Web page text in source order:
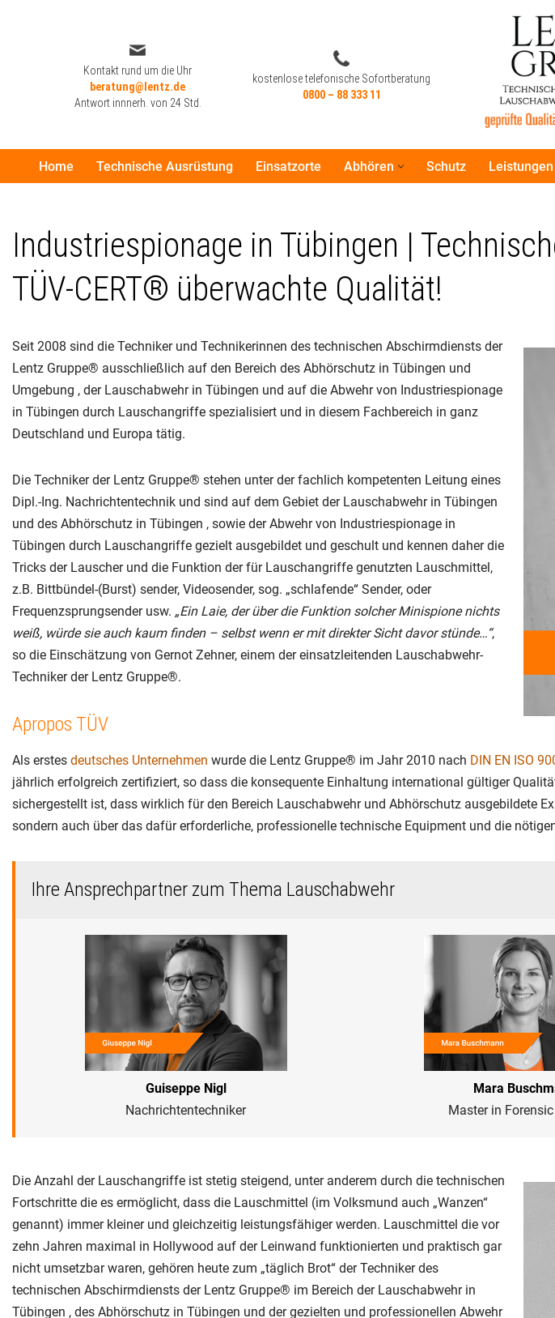
Kontakt rund um die Uhr
beratung@lentz.de
Antwort innnerh. von 24 Std.
kostenlose telefonische Sofortberatung
0800 – 88 333 11
Kontakt rund um die Uhr
kostenlose telefonische Sofortberatung
Home Technische Ausrüstung Einsatzorte Abhören Schutz Leistungen
Industriespionage in Tübingen |
TÜV-CERT® überwachte Qualität!
Seit 2008 sind die Techniker und Technikerinnen des technischen Abschirmdiensts der
Lentz Gruppe® ausschließlich auf den Bereich des Abhörschutz in Tübingen und
Umgebung , der Lauschabwehr in Tübingen und auf die Abwehr von Industriespionage
in Tübingen durch Lauschangriffe spezialisiert und in diesem Fachbereich in ganz
Deutschland und Europa tätig.
Die Techniker der Lentz Gruppe® stehen unter der fachlich kompetenten Leitung eines
Dipl.-Ing. Nachrichtentechnik und sind auf dem Gebiet der Lauschabwehr in Tübingen
und des Abhörschutz in Tübingen , sowie der Abwehr von Industriespionage in
Tübingen durch Lauschangriffe gezielt ausgebildet und geschult und kennen daher die
Tricks der Lauscher und die Funktion der für Lauschangriffe genutzten Lauschmittel,
z.B. Bittbündel-(Burst) sender, Videosender, sog. „schlafende“ Sender, oder
Frequenzsprungsender usw. „Ein Laie, der über die Funktion solcher Minispione nichts
weiß, würde sie auch kaum finden – selbst wenn er mit direkter Sicht davor stünde…“,
so die Einschätzung von Gernot Zehner, einem der einsatzleitenden Lauschabwehr-
Techniker der Lentz Gruppe®.
Apropos TÜV
Als erstes deutsches Unternehmen wurde die Lentz Gruppe® im Jahr 2010 nach DIN EN ISO
jährlich erfolgreich zertifiziert, so dass die konsequente Einhaltung international gültiger
sichergestellt ist, dass wirklich für den Bereich Lauschabwehr und Abhörschutz ausgebildete
sondern auch über das dafür erforderliche, professionelle technische Equipment und die
Ihre Ansprechpartner zum Thema Lauschabwehr
Guiseppe Nigl
Nachrichtentechniker
Mara
Master in
Die Anzahl der Lauschangriffe ist stetig steigend, unter anderem durch die technischen
Fortschritte die es ermöglicht, dass die Lauschmittel (im Volksmund auch „Wanzen“
genannt) immer kleiner und gleichzeitig leistungsfähiger werden. Lauschmittel die vor
zehn Jahren maximal in Hollywood auf der Leinwand funktionierten und praktisch gar
nicht umsetzbar waren, gehören heute zum „täglich Brot“ der Techniker des
technischen Abschirmdiensts der Lentz Gruppe® im Bereich der Lauschabwehr in
Tübingen , des Abhörschutz in Tübingen und der gezielten und professionellen Abwehr